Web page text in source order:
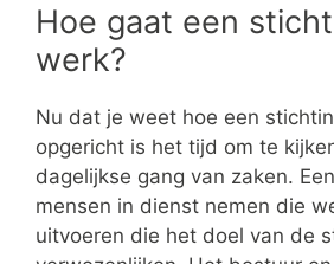
Hoe gaat een
werk?
Nu dat je weet hoe een
opgericht is het tijd om te
dagelijkse gang van zaken.
mensen in dienst nemen die
uitvoeren die het doel van de